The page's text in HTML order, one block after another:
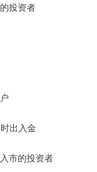
投资者
出入金
市的投资者